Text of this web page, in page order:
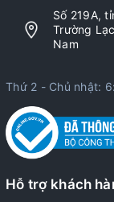
Số 219A,
Trường
Nam
Thứ 2 - Chủ nhật:
Hỗ trợ khách